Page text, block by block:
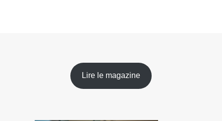
Lire le magazine